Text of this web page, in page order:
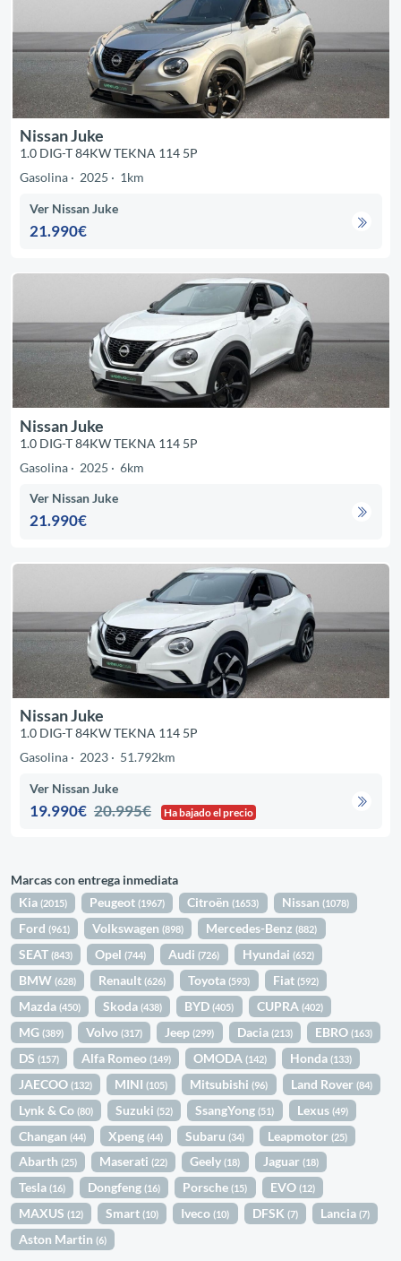
Nissan Juke
1.0 DIG-T 84KW TEKNA 114 5P
Gasolina
2025 1km
Ver Nissan Juke
21.990€
Nissan Juke
1.0 DIG-T 84KW TEKNA 114 5P
Gasolina
2025 6km
Ver Nissan Juke
21.990€
Nissan Juke
1.0 DIG-T 84KW TEKNA 114 5P
Gasolina
2023 51.792km
Ver Nissan Juke
19.990€ 20.995€ Ha bajado el precio
Marcas con entrega inmediata
Kia(2015) Peugeot(1967) Citroën(1653) Nissan (1078)
Ford(961) Volkswagen(898) Mercedes-Benz(882)
SEAT(843) Opel(744) Audi(726) Hyundai (652)
BMW(628) Renault(626) Toyota(593) Fiat (592)
Mazda(450) Skoda(438) BYD(405) CUPRA (402)
MG(389) Volvo(317) Jeep(299) Dacia (213) EBRO (163)
DS(157) Alfa Romeo(149) OMODA(142) Honda (133)
JAECOO(132) MINI(105) Mitsubishi(96) Land Rover (84)
Lynk & Co(80) Suzuki(52) SsangYong(51) Lexus (49)
Changan(44) Xpeng(44) Subaru(34) Leapmotor (25)
Abarth(25) Maserati(22) Geely(18) Jaguar (18)
Tesla(16) Dongfeng(16) Porsche(15) EVO (12)
MAXUS(12) Smart(10) Iveco(10) DFSK (7) Lancia (7)
Aston Martin(6)